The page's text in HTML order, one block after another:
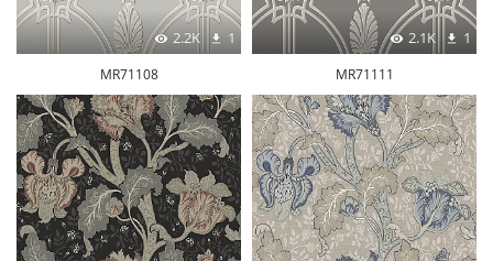
2.2K 1
MR71108
2.1K 1
MR71111